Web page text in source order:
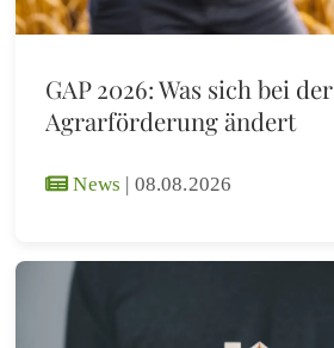
GAP 2026: Was sich bei der
Agrarförderung ändert
News | 08.08.2026